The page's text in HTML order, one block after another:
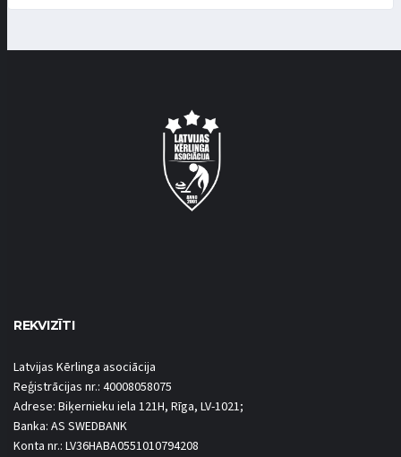
REKVIZĪTI
Latvijas Kērlinga asociācija
Reģistrācijas nr.: 40008058075
Adrese: Biķernieku iela 121H, Rīga, LV-1021;
Banka: AS SWEDBANK
Konta nr.: LV36HABA0551010794208